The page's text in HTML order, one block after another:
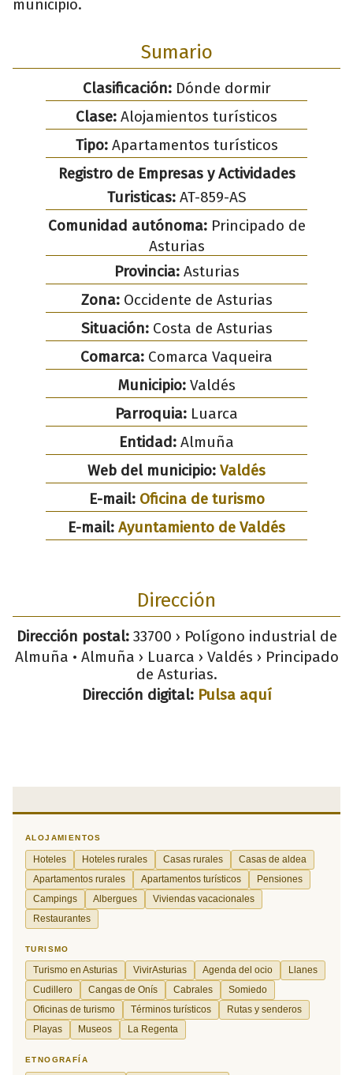
municipio.
Sumario
Clasificación:Dónde dormir
Clase: Alojamientos turísticos
Tipo:Apartamentos turísticos
Registro de Empresas y Actividades
Turisticas:AT-859-AS
Comunidad autónoma:Principado de
Asturias
Provincia:Asturias
Zona:Occidente de Asturias
Situación:Costa de Asturias
Comarca: Comarca Vaqueira
Municipio: Valdés
Parroquia: Luarca
Entidad: Almuña
Web del municipio: Valdés
E-mail: Oficina de turismo
E-mail: Ayuntamiento de Valdés
Dirección
Dirección postal:33700 › Polígono industrial de
Almuña • Almuña › Luarca › Valdés › Principado
de Asturias.
Dirección digital: Pulsa aquí